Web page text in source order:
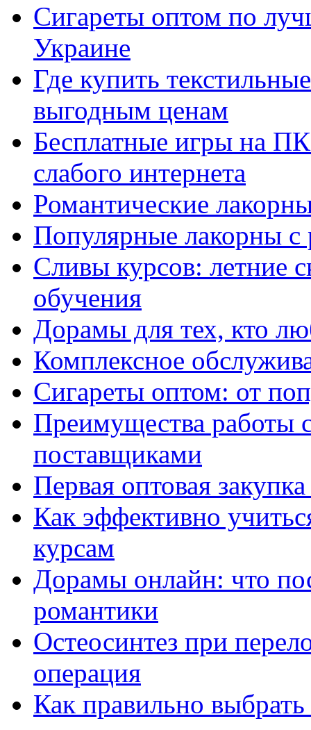
Сигареты оптом по
Украине
Где купить
выгодным ценам
Бесплатные игры на
слабого интернета
Романтические
Популярные лакорны с
Сливы курсов: летние
обучения
Дорамы для тех, кто
Комплексное
Сигареты оптом: от
Преимущества работы
поставщиками
Первая оптовая
Как эффективно
курсам
Дорамы онлайн: что
романтики
Остеосинтез при
операция
Как правильно